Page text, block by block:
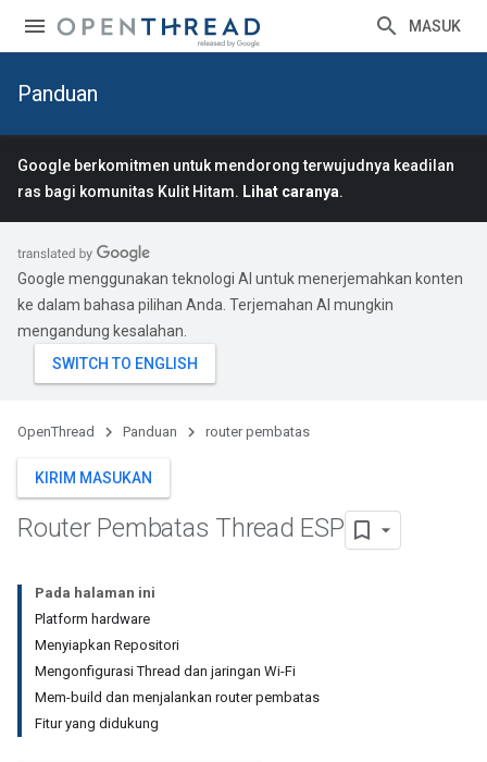
MASUK
Panduan
Google berkomitmen untuk mendorong terwujudnya keadilan
ras bagi komunitas Kulit Hitam. Lihat caranya.
Google menggunakan teknologi AI untuk menerjemahkan konten
ke dalam bahasa pilihan Anda. Terjemahan AI mungkin
mengandung kesalahan.
OpenThread Panduan router pembatas
KIRIM MASUKAN
Router Pembatas Thread ESP
Pada halaman ini
Platform hardware
Menyiapkan Repositori
Mengonfigurasi Thread dan jaringan Wi-Fi
Mem-build dan menjalankan router pembatas
Fitur yang didukung